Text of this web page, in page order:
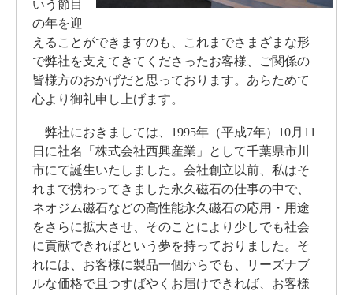
いう節目
の年を迎
えることができますのも、これまでさまざまな形
で弊社を支えてきてくださったお客様、ご関係の
皆様方のおかげだと思っております。あらためて
心より御礼申し上げます。
弊社におきましては、1995年（平成7年）10月11
日に社名「株式会社西興産業」として千葉県市川
市にて誕生いたしました。会社創立以前、私はそ
れまで携わってきました永久磁石の仕事の中で、
ネオジム磁石などの高性能永久磁石の応用・用途
をさらに拡大させ、そのことにより少しでも社会
に貢献できればという夢を持っておりました。そ
れには、お客様に製品一個からでも、リーズナブ
ルな価格で且つすばやくお届けできれば、お客様